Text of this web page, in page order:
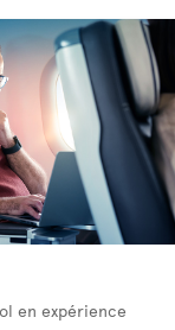
en expérience